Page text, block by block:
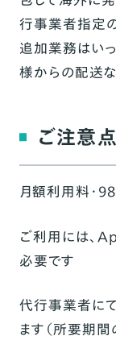
行事業者指定
追加業務はい
様からの配送
ご注意点
月額利用料・
ご利用には、
必要です
代行事業者に
ます（所要期間